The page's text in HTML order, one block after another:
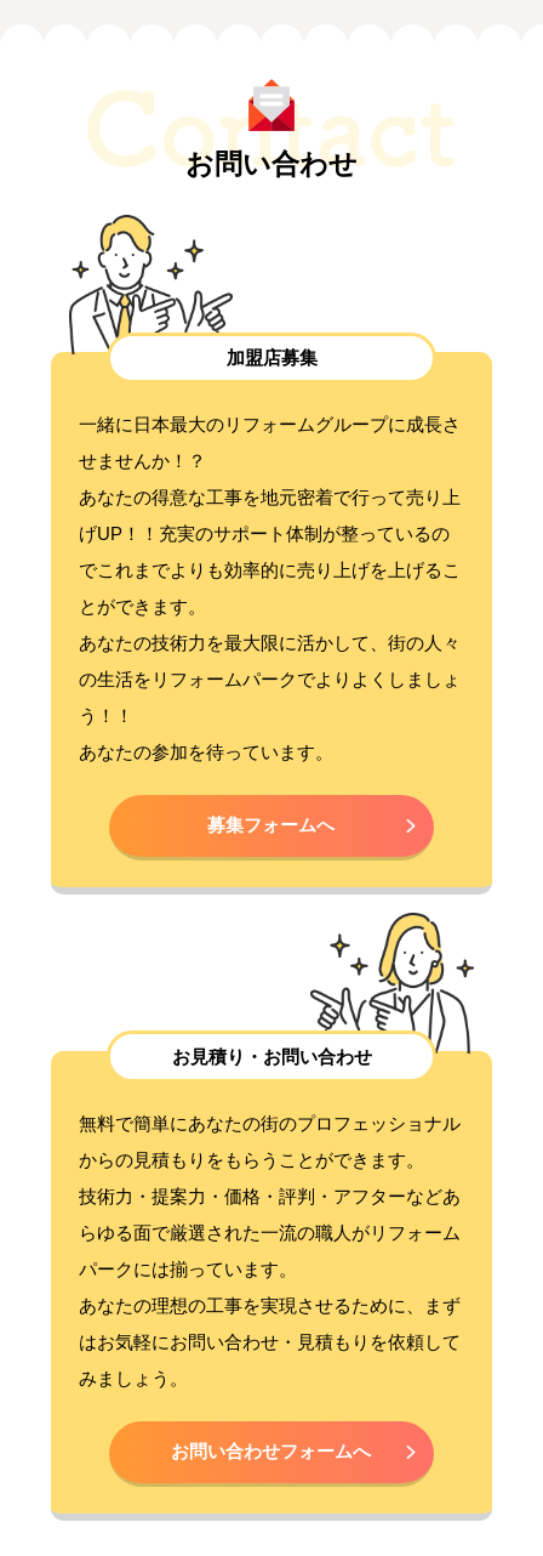
お問い合わせ
加盟店募集
一緒に日本最大のリフォームグループに成長さ
せませんか！？
あなたの得意な工事を地元密着で行って売り上
げUP！！充実のサポート体制が整っているの
でこれまでよりも効率的に売り上げを上げるこ
とができます。
あなたの技術力を最大限に活かして、街の人々
の生活をリフォームパークでよりよくしましょ
う！！
あなたの参加を待っています。
募集フォームへ
お見積り・お問い合わせ
無料で簡単にあなたの街のプロフェッショナル
からの見積もりをもらうことができます。
技術力・提案力・価格・評判・アフターなどあ
らゆる面で厳選された一流の職人がリフォーム
パークには揃っています。
あなたの理想の工事を実現させるために、まず
はお気軽にお問い合わせ・見積もりを依頼して
みましょう。
お問い合わせフォームへ